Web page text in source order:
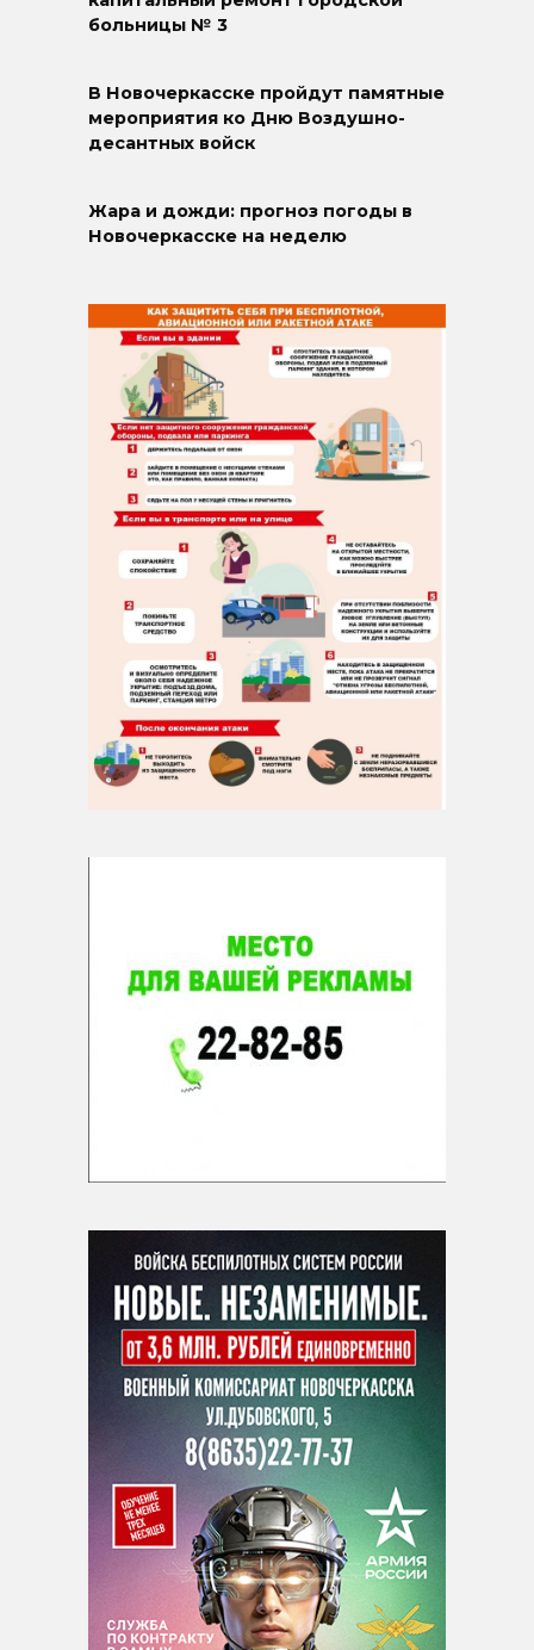
больницы № 3
В Новочеркасске пройдут памятные
мероприятия ко Дню Воздушно-
десантных войск
Жара и дожди: прогноз погоды в
Новочеркасске на неделю